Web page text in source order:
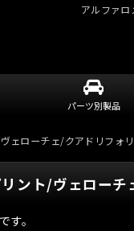
アルファ
パーツ別製品
ェローチェ/クアドリフォ
ント/ヴェロー
す。